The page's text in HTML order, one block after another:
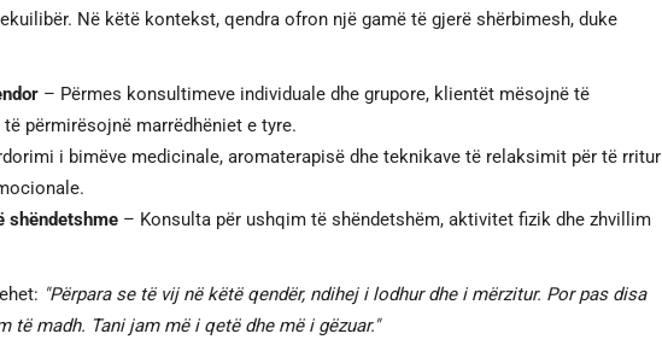
Në këtë kontekst, qendra ofron një gamë të gjerë shërbimesh, duke
– Përmes konsultimeve individuale dhe grupore, klientët mësojnë të
përmirësojnë marrëdhëniet e tyre.
i bimëve medicinale, aromaterapisë dhe teknikave të relaksimit për të rritur
shëndetshme – Konsulta për ushqim të shëndetshëm, aktivitet fizik dhe zhvillim
"Përpara se të vij në këtë qendër, ndihej i lodhur dhe i mërzitur. Por pas disa
të madh. Tani jam më i qetë dhe më i gëzuar."